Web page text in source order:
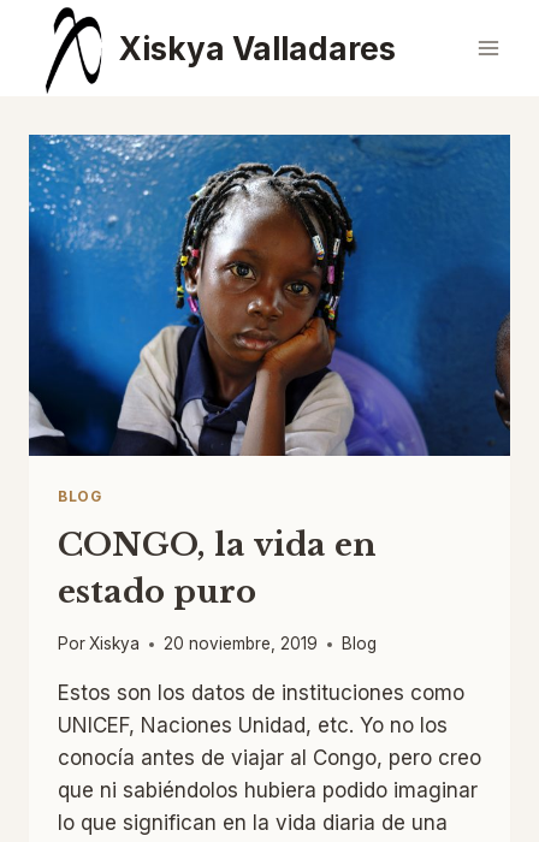
Saltar
contenido
Xiskya Valladares
BLOG
CONGO, la vida en
estado puro
PorXiskya 20 noviembre, 2019 Blog
Estos son los datos de instituciones como
UNICEF, Naciones Unidad, etc. Yo no los
conocía antes de viajar al Congo, pero creo
que ni sabiéndolos hubiera podido imaginar
lo que significan en la vida diaria de una